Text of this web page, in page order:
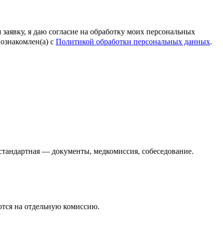
я даю согласие на обработку моих персональных
с Политикой обработки персональных данных.
— документы, медкомиссия, собеседование.
на отдельную комиссию.